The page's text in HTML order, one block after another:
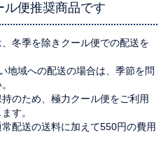
ル便推奨商品です
冬季を除きクール便での配送を
地域への配送の場合は、季節を問
のため、極力クール便をご利用
す。
配送の送料に加えて550円の費用